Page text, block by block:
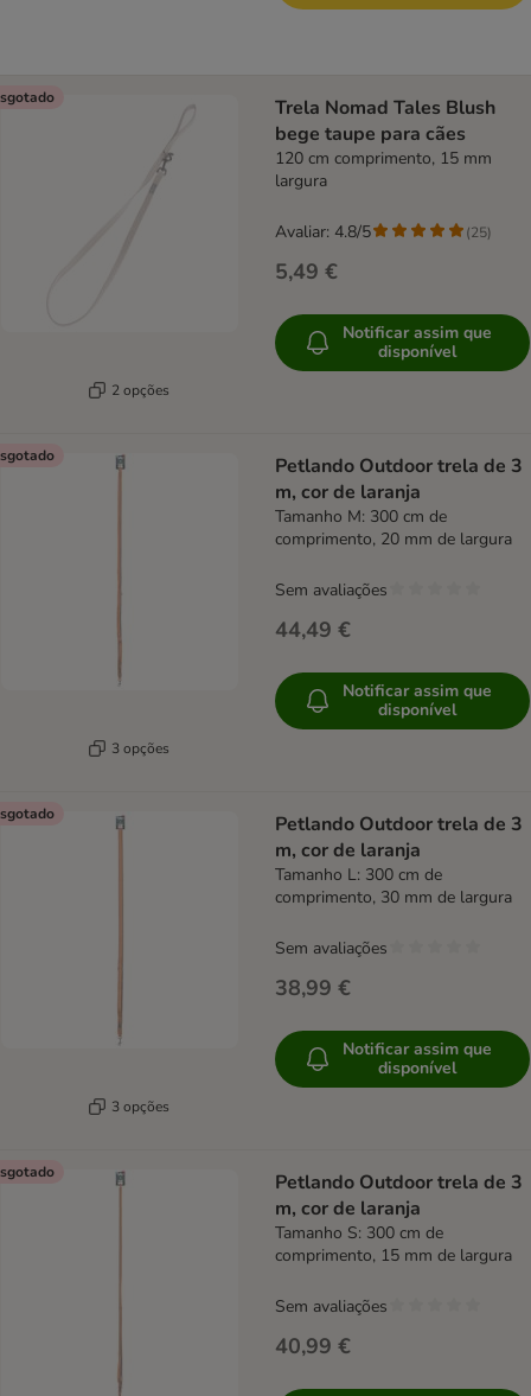
2 opções
Trela Nomad Tales Blush
bege taupe para cães
120 cm comprimento, 15 mm
largura
5,49 €
Avaliar: 4.8/5 (25)
Notificar assim que
disponível
3 opções
Petlando Outdoor trela de 3
m, cor de laranja
Tamanho M: 300 cm de
comprimento, 20 mm de largura
44,49 €
Sem avaliações
Notificar assim que
disponível
3 opções
Petlando Outdoor trela de 3
m, cor de laranja
Tamanho L: 300 cm de
comprimento, 30 mm de largura
38,99 €
Sem avaliações
Notificar assim que
disponível
Petlando Outdoor trela de 3
m, cor de laranja
Tamanho S: 300 cm de
comprimento, 15 mm de largura
40,99 €
Sem avaliações